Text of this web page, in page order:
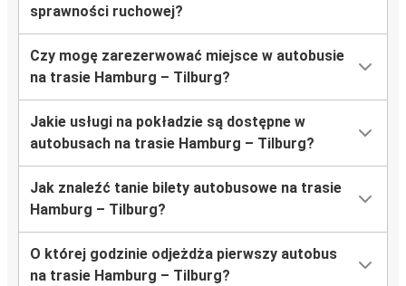
sprawności ruchowej?
Czy mogę zarezerwować miejsce w autobusie
na trasie Hamburg – Tilburg?
Jakie usługi na pokładzie są dostępne w
autobusach na trasie Hamburg – Tilburg?
Jak znaleźć tanie bilety autobusowe na trasie
Hamburg – Tilburg?
O której godzinie odjeżdża pierwszy autobus
na trasie Hamburg – Tilburg?